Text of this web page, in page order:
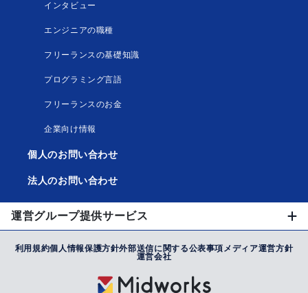
インタビュー
エンジニアの職種
フリーランスの基礎知識
プログラミング言語
フリーランスのお金
企業向け情報
個人のお問い合わせ
法人のお問い合わせ
運営グループ提供サービス
利用規約個人情報保護方針外部送信に関する公表事項メディア運営方針
運営会社